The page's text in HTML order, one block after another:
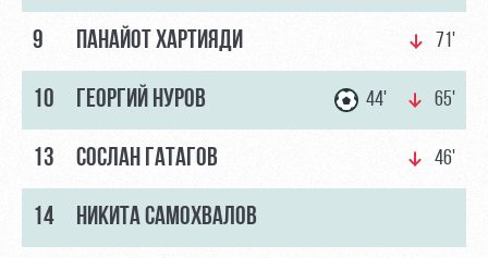
Ледовый
Занятия
Контакты
Академии
Карта
болельщика
Информация
для
болельщиков
9 ПАНАЙОТ ХАРТИЯДИ 71'
10 ГЕОРГИЙ НУРОВ 44' 65'
13 СОСЛАН ГАТАГОВ 46'
14 НИКИТА САМОХВАЛОВ